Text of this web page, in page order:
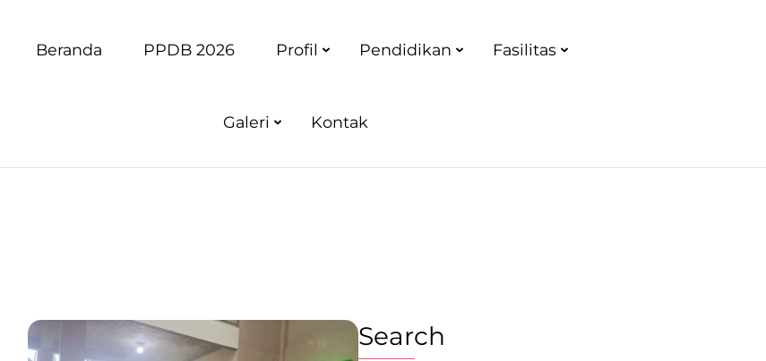
Beranda PPDB 2026 Profil Pendidikan Fasilitas
Galeri Kontak
Search